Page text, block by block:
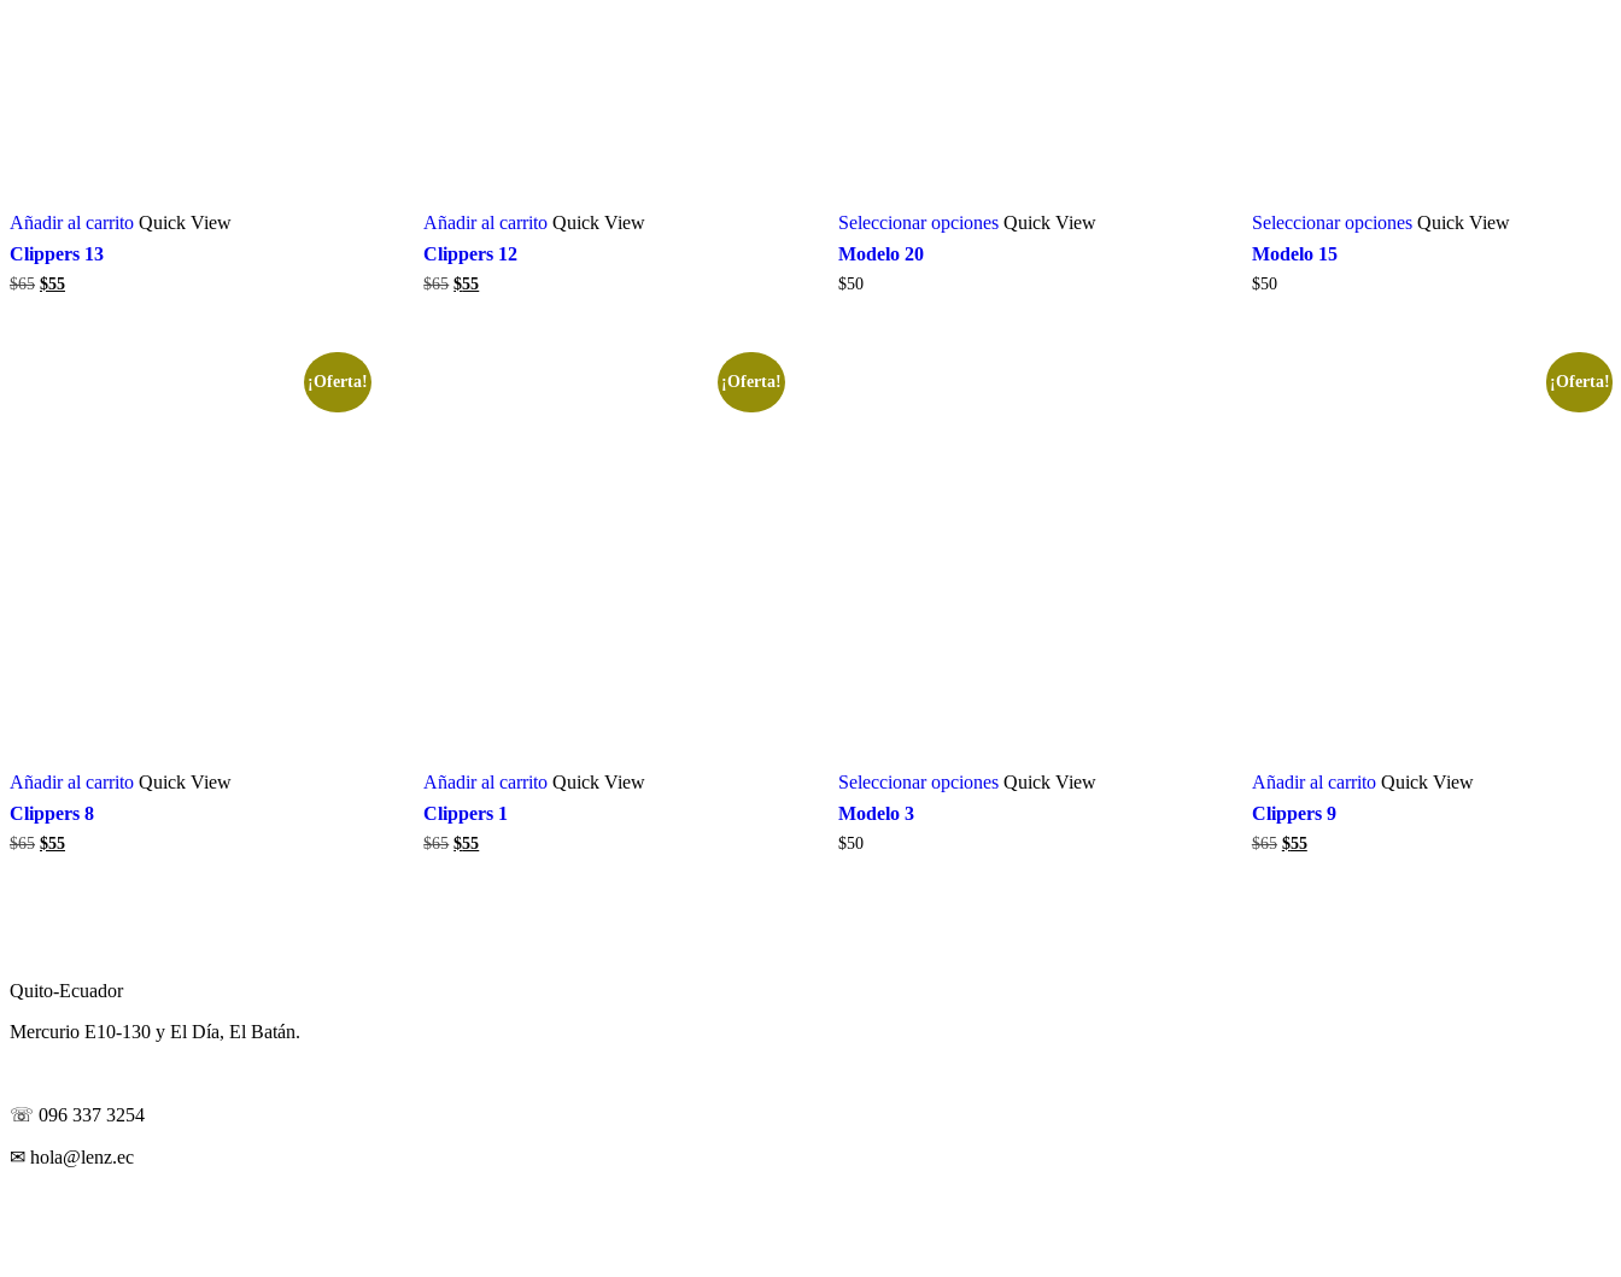
Añadir al carrito Quick View
Clippers 13
$65 El
$55El
Añadir al carrito Quick View
Clippers 12
$65 El
$55El
Seleccionar opciones Quick View
Modelo 20
$50
Seleccionar opciones Quick View
Modelo 15
$50
¡Oferta!
Añadir al carrito Quick View
Clippers 8
$65 El
$55El
¡Oferta!
Añadir al carrito Quick View
Clippers 1
$65 El
$55El
Seleccionar opciones Quick View
Modelo 3
$50
¡Oferta!
Añadir al carrito Quick View
Clippers 9
$65 El
$55El
Quito-Ecuador
Mercurio E10-130 y El Día, El Batán.
☏ 096 337 3254
✉ hola@lenz.ec